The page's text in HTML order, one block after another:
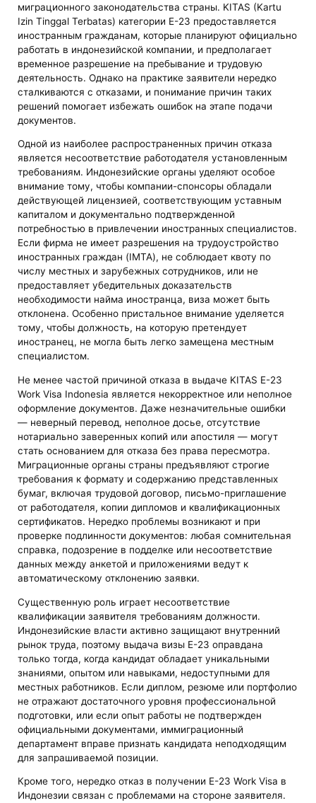
миграционного законодательства страны. KITAS (Kartu
Izin Tinggal Terbatas) категории E-23 предоставляется
иностранным гражданам, которые планируют официально
работать в индонезийской компании, и предполагает
временное разрешение на пребывание и трудовую
деятельность. Однако на практике заявители нередко
сталкиваются с отказами, и понимание причин таких
решений помогает избежать ошибок на этапе подачи
документов.
Одной из наиболее распространенных причин отказа
является несоответствие работодателя установленным
требованиям. Индонезийские органы уделяют особое
внимание тому, чтобы компании-спонсоры обладали
действующей лицензией, соответствующим уставным
капиталом и документально подтвержденной
потребностью в привлечении иностранных специалистов.
Если фирма не имеет разрешения на трудоустройство
иностранных граждан (IMTA), не соблюдает квоту по
числу местных и зарубежных сотрудников, или не
предоставляет убедительных доказательств
необходимости найма иностранца, виза может быть
отклонена. Особенно пристальное внимание уделяется
тому, чтобы должность, на которую претендует
иностранец, не могла быть легко замещена местным
специалистом.
Не менее частой причиной отказа в выдаче KITAS E-23
Work Visa Indonesia является некорректное или неполное
оформление документов. Даже незначительные ошибки
— неверный перевод, неполное досье, отсутствие
нотариально заверенных копий или апостиля — могут
стать основанием для отказа без права пересмотра.
Миграционные органы страны предъявляют строгие
требования к формату и содержанию представленных
бумаг, включая трудовой договор, письмо-приглашение
от работодателя, копии дипломов и квалификационных
сертификатов. Нередко проблемы возникают и при
проверке подлинности документов: любая сомнительная
справка, подозрение в подделке или несоответствие
данных между анкетой и приложениями ведут к
автоматическому отклонению заявки.
Существенную роль играет несоответствие
квалификации заявителя требованиям должности.
Индонезийские власти активно защищают внутренний
рынок труда, поэтому выдача визы E-23 оправдана
только тогда, когда кандидат обладает уникальными
знаниями, опытом или навыками, недоступными для
местных работников. Если диплом, резюме или портфолио
не отражают достаточного уровня профессиональной
подготовки, или если опыт работы не подтвержден
официальными документами, иммиграционный
департамент вправе признать кандидата неподходящим
для запрашиваемой позиции.
Кроме того, нередко отказ в получении E-23 Work Visa в
Индонезии связан с проблемами на стороне заявителя.